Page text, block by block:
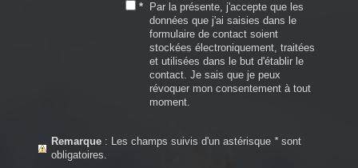
*
Par la présente, j'accepte que les
données que j'ai saisies dans le
formulaire de contact soient
stockées électroniquement, traitées
et utilisées dans le but d'établir le
contact. Je sais que je peux
révoquer mon consentement à tout
moment.
Remarque : Les champs suivis d'un astérisque *sont
obligatoires.